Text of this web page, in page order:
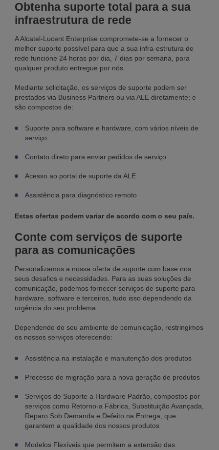
Obtenha suporte total para a sua
infraestrutura de rede
A Alcatel-Lucent Enterprise compromete-se a fornecer o
melhor suporte possível para que a sua infra-estrutura de
rede funcione 24 horas por dia, 7 dias por semana, para
qualquer produto entregue por nós.
Mediante solicitação, os serviços de suporte podem ser
prestados via Business Partners ou via ALE diretamente; e
são compostos de:
Suporte para software e hardware, com vários níveis de
serviço
Contato direto para enviar pedidos de serviço
Acesso ao portal de suporte da ALE
Assistência para diagnóstico remoto
Estas ofertas podem variar de acordo com o seu país.
Conte com serviços de suporte
para as comunicações
Personalizamos a nossa oferta de suporte com base nos
seus desafios e necessidades. Para as suas soluções de
comunicação, podemos fornecer serviços de suporte para
hardware, software e terceiros, tudo isso dependendo da
urgência do seu problema.
Dependendo do seu ambiente de comunicação, restringimos
os nossos serviços oferecendo:
Assistência na instalação e manutenção dos produtos
Processo de migração para a nova geração de produtos
Serviços de Suporte a Hardware Padrão, compostos por
serviços como Retorno-a Fábrica, Substituição Avançada,
Reparo Sob Demanda e Defeito na Entrega, que
garantem a qualidade dos nossos produtos
Modelos Flexíveis que permitem a extensão das